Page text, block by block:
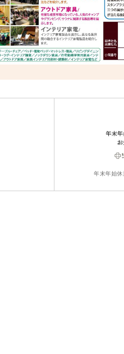
年末年始